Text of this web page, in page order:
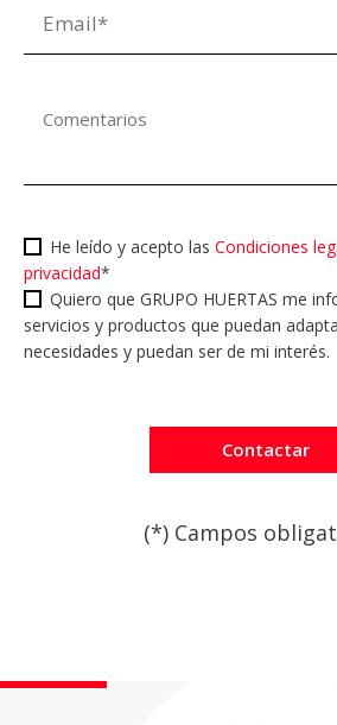
He leído y acepto las Condiciones
privacidad*
Quiero que GRUPO HUERTAS me
servicios y productos que puedan
necesidades y puedan ser de mi interés.
(*) Campos